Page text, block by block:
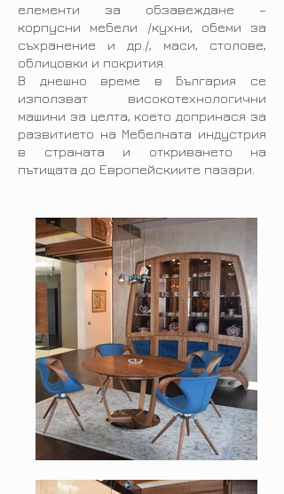
елементи за обзавеждане –
корпусни мебели /кухни, обеми за
съхранение и др./, маси, столове,
облицовки и покрития.
В днешно време в България се
използват високотехнологични
машини за целта, което допринася за
развитието на Мебелната индустрия
в страната и откриването на
пътищата до Европейскиите пазари.